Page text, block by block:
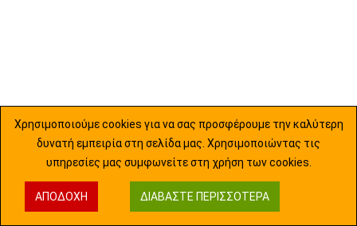
Χρησιμοποιούμε cookies για να σας προσφέρουμε την καλύτερη
δυνατή εμπειρία στη σελίδα μας. Χρησιμοποιώντας τις
υπηρεσίες μας συμφωνείτε στη χρήση των cookies.
ΑΠΟΔΟΧΉ ΔΙΑΒΆΣΤΕ ΠΕΡΙΣΣΌΤΕΡΑ